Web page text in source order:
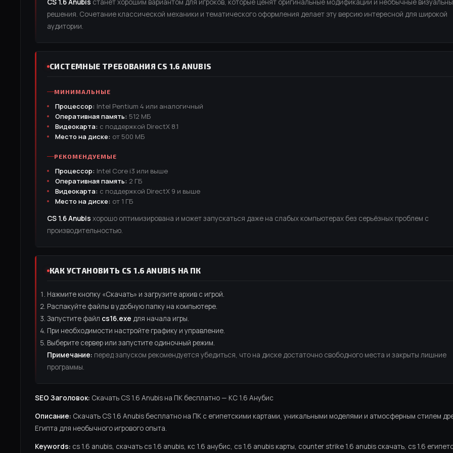
CS 1.6 Anubis станет хорошим вариантом для игроков, которые ценят оригинальные модификации и необычные
решения. Сочетание классической механики и тематического оформления делает эту версию интересной для широкой
аудитории.
СИСТЕМНЫЕ ТРЕБОВАНИЯ CS 1.6 ANUBIS
МИНИМАЛЬНЫЕ
Процессор: Intel Pentium 4 или аналогичный
Оперативная память: 512 МБ
Видеокарта: с поддержкой DirectX 8.1
Место на диске: от 500 МБ
РЕКОМЕНДУЕМЫЕ
Процессор: Intel Core i3 или выше
Оперативная память: 2 ГБ
Видеокарта: с поддержкой DirectX 9 и выше
Место на диске: от 1 ГБ
CS 1.6 Anubis хорошо оптимизирована и может запускаться даже на слабых компьютерах без серьёзных проблем с
производительностью.
КАК УСТАНОВИТЬ CS 1.6 ANUBIS НА ПК
Нажмите кнопку «Скачать» и загрузите архив с игрой.
Распакуйте файлы в удобную папку на компьютере.
Запустите файл cs16.exe для начала игры.
При необходимости настройте графику и управление.
Выберите сервер или запустите одиночный режим.
Примечание: перед запуском рекомендуется убедиться, что на диске достаточно свободного места и закрыты лишние
программы.
SEO Заголовок: Скачать CS 1.6 Anubis на ПК бесплатно — КС 1.6 Анубис
Описание: Скачать CS 1.6 Anubis бесплатно на ПК с египетскими картами, уникальными моделями и атмосферным стилем
Египта для необычного игрового опыта.
Keywords: cs 1.6 anubis, скачать cs 1.6 anubis, кс 1.6 анубис, cs 1.6 anubis карты, counter strike 1.6 anubis скачать, cs 1.6